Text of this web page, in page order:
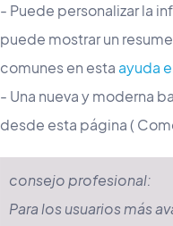
- Puede personalizar la
puede mostrar un
comunes en esta ayuda
- Una nueva y moderna
desde esta página (
consejoprofesional:
Para los usuarios más